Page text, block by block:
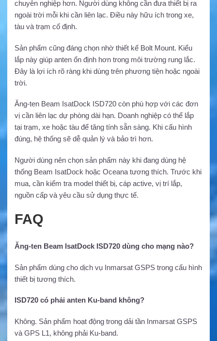
chuyên nghiệp hơn. Người dùng không cần đưa thiết bị ra
ngoài trời mỗi khi cần liên lạc. Điều này hữu ích trong xe,
tàu và trạm cố định.
Sản phẩm cũng đáng chọn nhờ thiết kế Bolt Mount. Kiểu
lắp này giúp anten ổn định hơn trong môi trường rung lắc.
Đây là lợi ích rõ ràng khi dùng trên phương tiện hoặc ngoài
trời.
Ăng-ten Beam IsatDock ISD720 còn phù hợp với các đơn
vị cần liên lạc dự phòng dài hạn. Doanh nghiệp có thể lắp
tại trạm, xe hoặc tàu để tăng tính sẵn sàng. Khi cấu hình
đúng, hệ thống sẽ dễ quản lý và bảo trì hơn.
Người dùng nên chọn sản phẩm này khi đang dùng hệ
thống Beam IsatDock hoặc Oceana tương thích. Trước khi
mua, cần kiểm tra model thiết bị, cáp active, vị trí lắp,
nguồn cấp và yêu cầu sử dụng thực tế.
FAQ
Ăng-ten Beam IsatDock ISD720 dùng cho mạng nào?
Sản phẩm dùng cho dịch vụ Inmarsat GSPS trong cấu hình
thiết bị tương thích.
ISD720 có phải anten Ku-band không?
Không. Sản phẩm hoạt động trong dải tần Inmarsat GSPS
và GPS L1, không phải Ku-band.